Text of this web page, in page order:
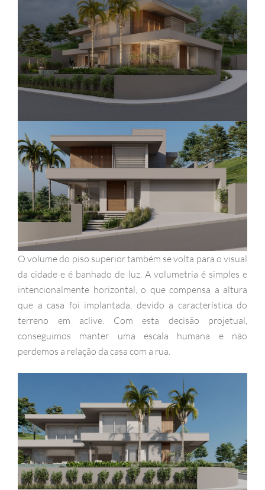
O volume do piso superior também se volta para o visual
da cidade e é banhado de luz. A volumetria é simples e
intencionalmente horizontal, o que compensa a altura
que a casa foi implantada, devido a característica do
terreno em aclive. Com esta decisão projetual,
conseguimos manter uma escala humana e não
perdemos a relação da casa com a rua.